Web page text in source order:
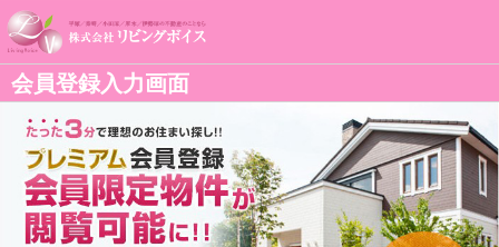
会員登録入力画面